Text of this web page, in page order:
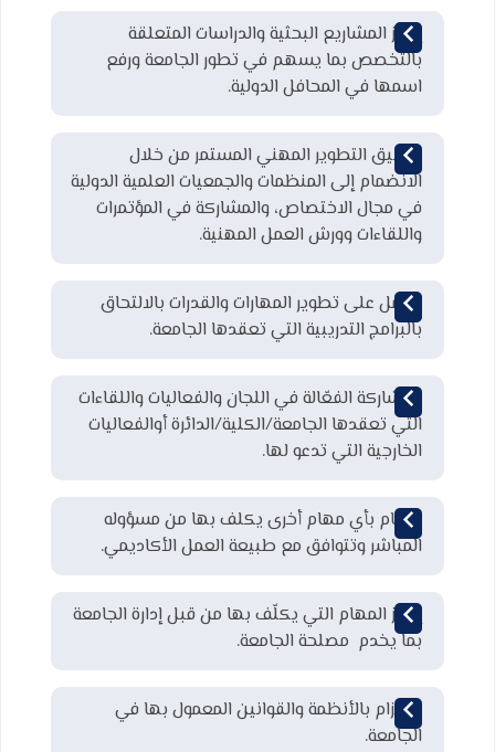
إنجاز المشاريع البحثية والدراسات المتعلقة
بالتخصص بما يسهم في تطور الجامعة ورفع
اسمها في المحافل الدولية.
تحقيق التطوير المهني المستمر من خلال
الانضمام إلى المنظمات والجمعيات العلمية الدولية
في مجال الاختصاص، والمشاركة في المؤتمرات
واللقاءات وورش العمل المهنية.
العمل على تطوير المهارات والقدرات بالالتحاق
بالبرامج التدريبية التي تعقدها الجامعة.
المشاركة الفعّالة في اللجان والفعاليات واللقاءات
التي تعقدها الجامعة/الكلية/الدائرة أوالفعاليات
الخارجية التي تدعو لها.
القيام بأي مهام أخرى يكلف بها من مسؤوله
المباشر وتتوافق مع طبيعة العمل الأكاديمي.
إنجاز المهام التي يكلّف بها من قبل إدارة الجامعة
بما يخدم مصلحة الجامعة.
الالتزام بالأنظمة والقوانين المعمول بها في
الجامعة.